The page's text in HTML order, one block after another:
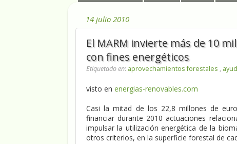
14 julio 2010
El MARM invierte más de 10
con fines energéticos
Etiquetado en: aprovechamientos forestales ,
visto en energias-renovables.com
Casi la mitad de los 22,8 millones de
financiar durante 2010 actuaciones
impulsar la utilización energética de la
otros criterios, en la superficie forestal de